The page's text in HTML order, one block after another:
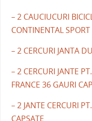
– 2 CAUCIUCURI
CONTINENTAL
– 2 CERCURI JANTA
– 2 CERCURI JANTE
FRANCE 36 GAURI
– 2 JANTE CERCURI
CAPSATE